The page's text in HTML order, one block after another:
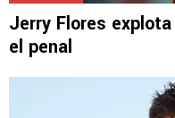
Jerry Flores